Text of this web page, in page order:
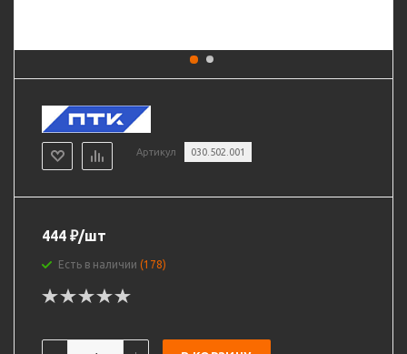
Артикул 030.502.001
444 ₽/шт
Есть в наличии (178)